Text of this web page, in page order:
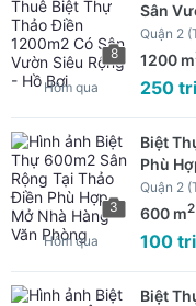
8
Sân
Quận 2
1200 m
250
Hôm qua
3
Biệt
Phù
Quận 2
600 m2
100
Hôm qua
Biệt